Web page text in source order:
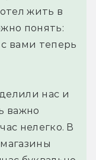
жить в
понять:
вами теперь
нас и
важно
нелегко. В